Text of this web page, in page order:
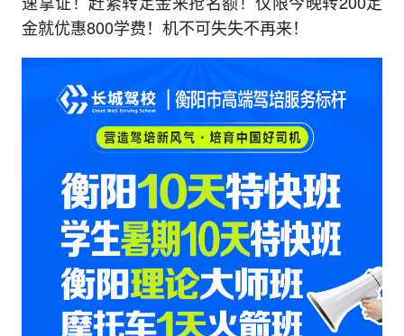
金就优惠800学费！机不可失失不再来！